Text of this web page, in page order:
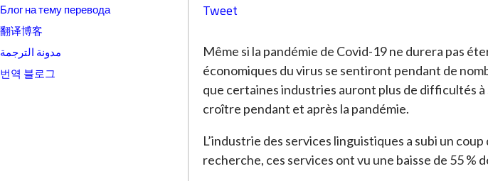
Блог на тему перевода
翻译博客
مدونة الترجمة
번역 블로그
Tweet
Même si la pandémie de Covid-19 ne durera pas
économiques du virus se sentiront pendant de
que certaines industries auront plus de difficultés
croître pendant et après la pandémie.
L’industrie des services linguistiques a subi un
recherche, ces services ont vu une baisse de 55 %